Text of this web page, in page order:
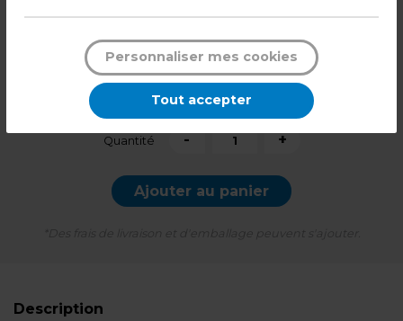
10,79€ TTC*
Pqt de 10
Quantité - +
Ajouter au panier
Description
Personnaliser mes cookies
Tout accepter